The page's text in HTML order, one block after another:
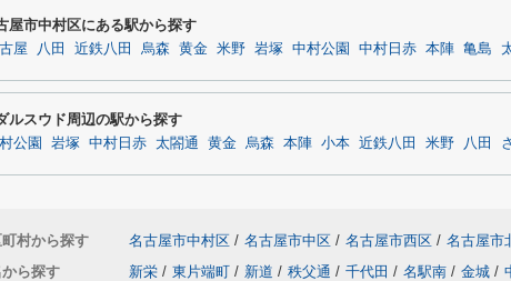
屋市中村区にある駅から探す
屋 八田 近鉄八田 烏森 黄金 米野 岩塚 中村公園 中村日赤 本陣 亀島
ルスウド周辺の駅から探す
公園 岩塚 中村日赤 太閤通 黄金 烏森 本陣 小本 近鉄八田 米野 八田
村から探す 名古屋市中村区 / 名古屋市中区 / 名古屋市西区 / 名古屋市
から探す
新栄 / 東片端町 / 新道 / 秩父通 / 千代田 / 名駅南 / 金城 /